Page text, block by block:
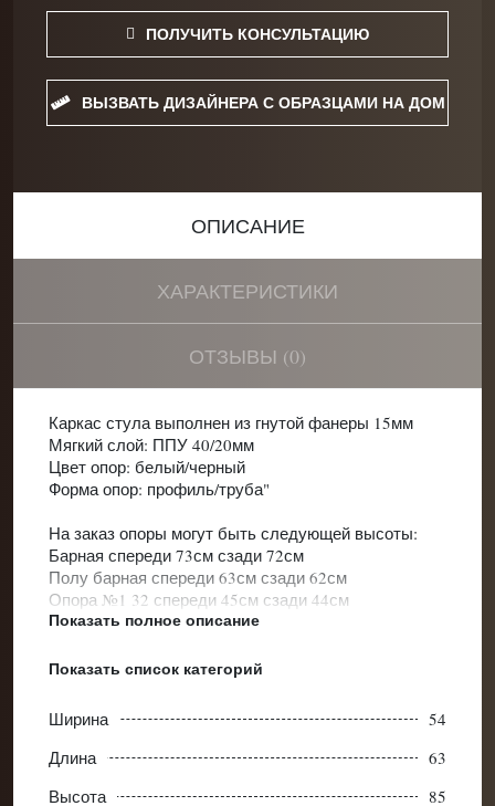
ПОЛУЧИТЬ КОНСУЛЬТАЦИЮ
ВЫЗВАТЬ ДИЗАЙНЕРА С ОБРАЗЦАМИ НА ДОМ
ОПИСАНИЕ
ХАРАКТЕРИСТИКИ
ОТЗЫВЫ (0)
Каркас стула выполнен из гнутой фанеры 15мм
Мягкий слой: ППУ 40/20мм
Цвет опор: белый/черный
Форма опор: профиль/труба"
На заказ опоры могут быть следующей высоты:
Барная спереди 73см сзади 72см
Полу барная спереди 63см сзади 62см
Опора №1 32 спереди 45см сзади 44см
Опора №2 25 сзади 42см сзади 40см
Показать полное описание
Категории:СтульяСтулья на стандартных ножках
Показать список категорий
Ширина
54
Длина
63
Высота
85